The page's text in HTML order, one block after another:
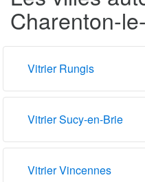
Charenton-
Vitrier Rungis
Vitrier Sucy-en-Brie
Vitrier Vincennes